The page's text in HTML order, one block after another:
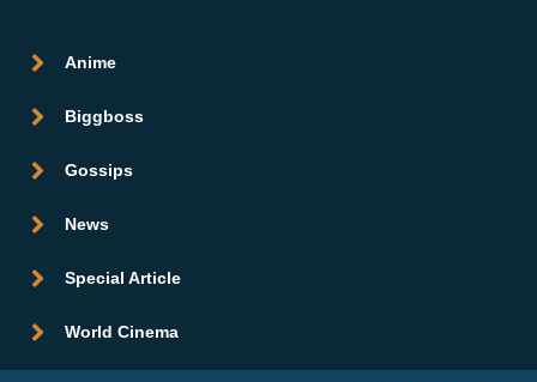
Anime
Biggboss
Gossips
News
Special Article
World Cinema